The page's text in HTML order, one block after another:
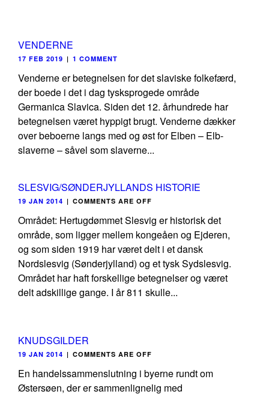
VENDERNE
17 FEB 2019 | 1 COMMENT
Venderne er betegnelsen for det slaviske folkefærd,
der boede i det i dag tysksprogede område
Germanica Slavica. Siden det 12. århundrede har
betegnelsen været hyppigt brugt. Venderne dækker
over beboerne langs med og øst for Elben – Elb-
slaverne – såvel som slaverne...
SLESVIG/SØNDERJYLLANDS HISTORIE
19 JAN 2014 | COMMENTS ARE OFF
Området: Hertugdømmet Slesvig er historisk det
område, som ligger mellem kongeåen og Ejderen,
og som siden 1919 har været delt i et dansk
Nordslesvig (Sønderjylland) og et tysk Sydslesvig.
Området har haft forskellige betegnelser og været
delt adskillige gange. I år 811 skulle...
KNUDSGILDER
19 JAN 2014 | COMMENTS ARE OFF
En handelssammenslutning i byerne rundt om
Østersøen, der er sammenlignelig med